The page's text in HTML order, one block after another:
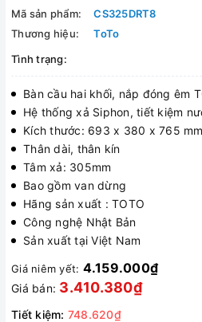
Mã sản phẩm:
CS325DRT8
Thương hiệu:
ToTo
Tình trạng:
Bàn cầu hai khối, nắp đóng êm
Hệ thống xả Siphon, tiết kiệm
Kích thước: 693 x 380 x 765 mm
Thân dài, thân kín
Tâm xả: 305mm
Bao gồm van dừng
Hãng sản xuất : TOTO
Công nghệ Nhật Bản
Sản xuất tại Việt Nam
Giá niêm yết: 4.159.000₫
Giá bán: 3.410.380₫
Tiết kiệm: 748.620₫